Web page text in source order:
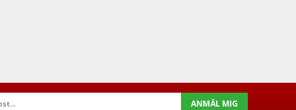
ANMÄL MIG